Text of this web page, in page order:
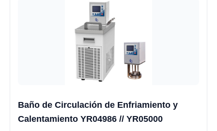
Baño de Circulación de Enfriamiento y
Calentamiento YR04986 // YR05000